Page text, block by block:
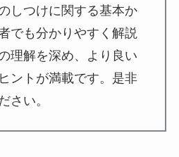
しつけに関する基本か
でも分かりやすく解説
理解を深め、より良い
ントが満載です。是非
さい。